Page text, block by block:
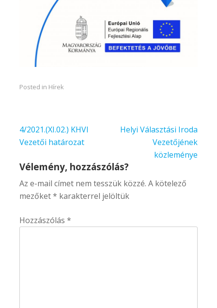
Posted in Hírek
Bejegyzés
navigáció
4/2021.(XI.02.) KHVI
Vezetői határozat
Helyi Választási Iroda
Vezetőjének
közleménye
Vélemény, hozzászólás?
Az e-mail címet nem tesszük közzé. A kötelező
mezőket* karakterrel jelöltük
Hozzászólás *